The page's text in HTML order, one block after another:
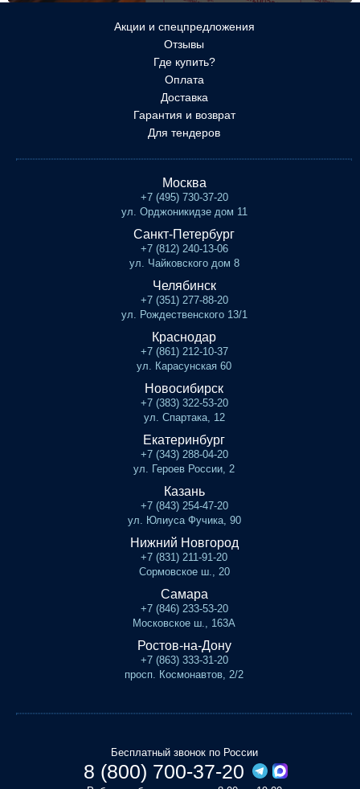
Акции и спецпредложения
Отзывы
Где купить?
Оплата
Доставка
Гарантия и возврат
Для тендеров
Москва
+7 (495) 730-37-20
ул. Орджоникидзе дом 11
Санкт-Петербург
+7 (812) 240-13-06
ул. Чайковского дом 8
Челябинск
+7 (351) 277-88-20
ул. Рождественского 13/1
Краснодар
+7 (861) 212-10-37
ул. Карасунская 60
Новосибирск
+7 (383) 322-53-20
ул. Спартака, 12
Екатеринбург
+7 (343) 288-04-20
ул. Героев России, 2
Казань
+7 (843) 254-47-20
ул. Юлиуса Фучика, 90
Нижний Новгород
+7 (831) 211-91-20
Сормовское ш., 20
Самара
+7 (846) 233-53-20
Московское ш., 163А
Ростов-на-Дону
+7 (863) 333-31-20
просп. Космонавтов, 2/2
Бесплатный звонок по России
8 (800) 700-37-20